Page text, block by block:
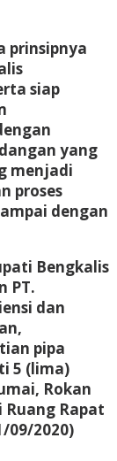
prinsipnya
siap
yang
menjadi
proses
dengan
Bengkalis
PT.
dan
pipa
5 (lima)
Rokan
Rapat
09/2020)